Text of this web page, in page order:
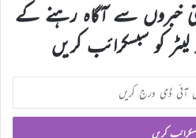
خبروں سے آگاہ رہنے کے
کو سبسکرائب کریں